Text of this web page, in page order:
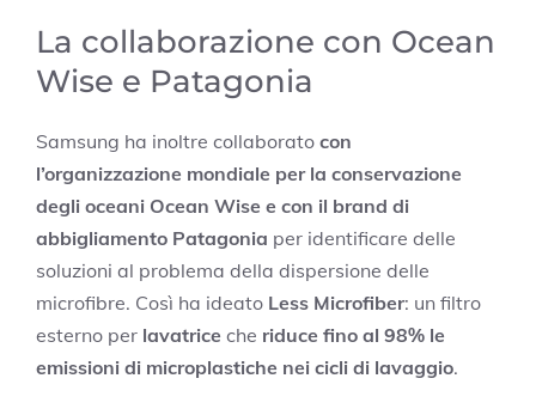
La collaborazione con Ocean
Wise e Patagonia
Samsung ha inoltre collaborato con
l’organizzazione mondiale per la conservazione
degli oceani Ocean Wise e con il brand di
abbigliamento Patagonia per identificare delle
soluzioni al problema della dispersione delle
microfibre. Così ha ideato Less Microfiber: un filtro
esterno per lavatrice che riduce fino al 98% le
emissioni di microplastiche nei cicli di lavaggio.